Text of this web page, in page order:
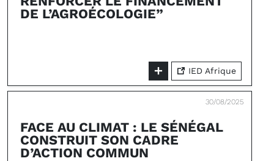
DE L’AGROÉCOLOGIE”
IED Afrique
30/08/2025
FACE AU CLIMAT : LE SÉNÉGAL
CONSTRUIT SON CADRE
D’ACTION COMMUN